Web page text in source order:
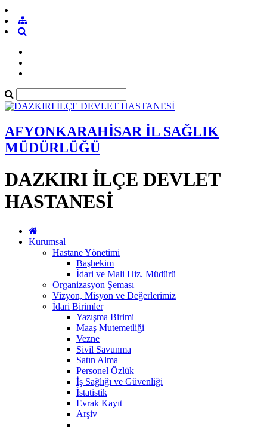
AFYONKARAHİSAR İL SAĞLIK
MÜDÜRLÜĞÜ
DAZKIRI İLÇE DEVLET
HASTANESİ
Kurumsal
Hastane Yönetimi
Başhekim
İdari ve Mali Hiz. Müdürü
Organizasyon Şeması
Vizyon, Misyon ve Değerlerimiz
İdari Birimler
Yazışma Birimi
Maaş Mutemetliği
Vezne
Sivil Savunma
Satın Alma
Personel Özlük
İş Sağlığı ve Güvenliği
İstatistik
Evrak Kayıt
Arşiv